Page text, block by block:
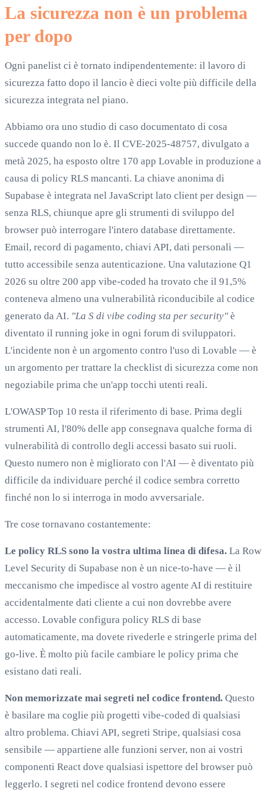
La sicurezza non è un problema
per dopo
Ogni panelist ci è tornato indipendentemente: il lavoro di
sicurezza fatto dopo il lancio è dieci volte più difficile della
sicurezza integrata nel piano.
Abbiamo ora uno studio di caso documentato di cosa
succede quando non lo è. Il CVE-2025-48757, divulgato a
metà 2025, ha esposto oltre 170 app Lovable in produzione a
causa di policy RLS mancanti. La chiave anonima di
Supabase è integrata nel JavaScript lato client per design —
senza RLS, chiunque apre gli strumenti di sviluppo del
browser può interrogare l'intero database direttamente.
Email, record di pagamento, chiavi API, dati personali —
tutto accessibile senza autenticazione. Una valutazione Q1
2026 su oltre 200 app vibe-coded ha trovato che il 91,5%
conteneva almeno una vulnerabilità riconducibile al codice
generato da AI. "La S di vibe coding sta per security" è
diventato il running joke in ogni forum di sviluppatori.
L'incidente non è un argomento contro l'uso di Lovable — è
un argomento per trattare la checklist di sicurezza come non
negoziabile prima che un'app tocchi utenti reali.
L'OWASP Top 10 resta il riferimento di base. Prima degli
strumenti AI, l'80% delle app consegnava qualche forma di
vulnerabilità di controllo degli accessi basato sui ruoli.
Questo numero non è migliorato con l'AI — è diventato più
difficile da individuare perché il codice sembra corretto
finché non lo si interroga in modo avversariale.
Tre cose tornavano costantemente:
Le policy RLS sono la vostra ultima linea di difesa. La Row
Level Security di Supabase non è un nice-to-have — è il
meccanismo che impedisce al vostro agente AI di restituire
accidentalmente dati cliente a cui non dovrebbe avere
accesso. Lovable configura policy RLS di base
automaticamente, ma dovete rivederle e stringerle prima del
go-live. È molto più facile cambiare le policy prima che
esistano dati reali.
Non memorizzate mai segreti nel codice frontend. Questo
è basilare ma coglie più progetti vibe-coded di qualsiasi
altro problema. Chiavi API, segreti Stripe, qualsiasi cosa
sensibile — appartiene alle funzioni server, non ai vostri
componenti React dove qualsiasi ispettore del browser può
leggerlo. I segreti nel codice frontend devono essere